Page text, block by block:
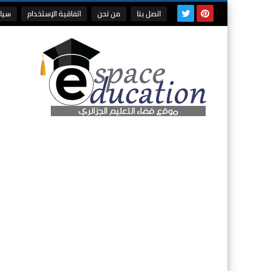
اتصل بنا من نحن اتفاقية الإستخدام